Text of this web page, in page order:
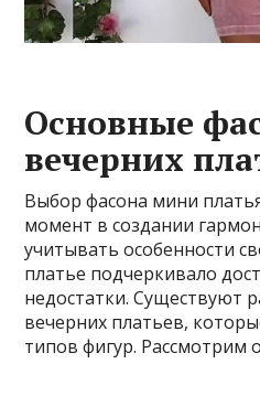
Основные
вечерних
Выбор фасона мини
момент в создании
учитывать особенности
платье подчеркивало
недостатки. Существуют
вечерних платьев,
типов фигур. Рассмотрим